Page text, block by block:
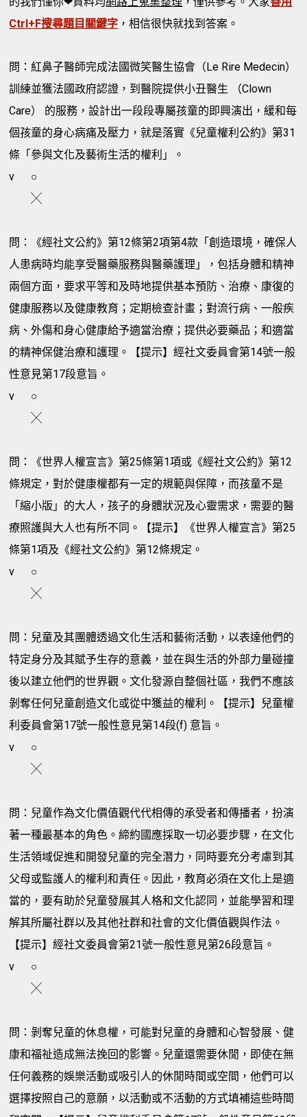
Ctrl+F搜尋題目關鍵字 ，相信很快就找到答案。
問：紅鼻子醫師完成法國微笑醫生協會（Le Rire Medecin）
訓練並獲法國政府認證，到醫院提供小丑醫生 （Clown
Care） 的服務，設計出一段段專屬孩童的即興演出，緩和每
個孩童的身心病痛及壓力，就是落實《兒童權利公約》第31
條「參與文化及藝術生活的權利」。
v
○
╳
問：《經社文公約》第12條第2項第4款「創造環境，確保人
人患病時均能享受醫藥服務與醫藥護理」，包括身體和精神
兩個方面，要求平等和及時地提供基本預防、治療、康復的
健康服務以及健康教育；定期檢查計畫；對流行病、一般疾
病、外傷和身心健康給予適當治療；提供必要藥品；和適當
的精神保健治療和護理。【提示】經社文委員會第14號一般
性意見第17段意旨。
v
○
╳
問：《世界人權宣言》第25條第1項或《經社文公約》第12
條規定，對於健康權都有一定的規範與保障，而孩童不是
「縮小版」的大人，孩子的身體狀況及心靈需求，需要的醫
療照護與大人也有所不同。【提示】《世界人權宣言》第25
條第1項及《經社文公約》第12條規定。
v
○
╳
問：兒童及其團體透過文化生活和藝術活動，以表達他們的
特定身分及其賦予生存的意義，並在與生活的外部力量碰撞
後以建立他們的世界觀。文化發源自整個社區，我們不應該
剝奪任何兒童創造文化或從中獲益的權利。【提示】兒童權
利委員會第17號一般性意見第14段(f) 意旨。
v
○
╳
問：兒童作為文化價值觀代代相傳的承受者和傳播者，扮演
著一種最基本的角色。締約國應採取一切必要步驟，在文化
生活領域促進和開發兒童的完全潛力，同時要充分考慮到其
父母或監護人的權利和責任。因此，教育必須在文化上是適
當的，要有助於兒童發展其人格和文化認同，並能學習和理
解其所屬社群以及其他社群和社會的文化價值觀與作法。
【提示】經社文委員會第21號一般性意見第26段意旨。
v
○
╳
問：剝奪兒童的休息權，可能對兒童的身體和心智發展、健
康和福祉造成無法挽回的影響。兒童還需要休閒，即使在無
任何義務的娛樂活動或吸引人的休閒時間或空間，他們可以
選擇按照自己的意願，以活動或不活動的方式填補這些時間